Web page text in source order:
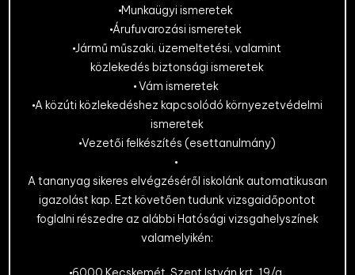
Munkaügyi ismeretek
Árufuvarozási ismeretek
Jármű műszaki, üzemeltetési, valamint
közlekedés biztonsági ismeretek
Vám ismeretek
A közúti közlekedéshez kapcsolódó környezetvédelmi
ismeretek
Vezetői felkészítés (esettanulmány)
A tananyag sikeres elvégzéséről iskolánk automatikusan
igazolást kap. Ezt követően tudunk vizsgaidőpontot
foglalni részedre az alábbi Hatósági vizsgahelyszínek
valamelyikén: